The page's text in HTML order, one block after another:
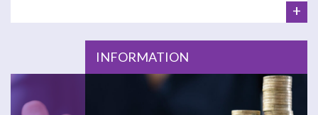
+
INFORMATION